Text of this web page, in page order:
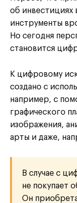
об инвестициях
инструменты
Но сегодня
становится
К цифровому
создано с
например, с
графического
изображения,
арты и даже,
В случае с
не покупает
Он